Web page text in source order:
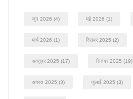
जून 2026 (4) मई 2026 (1)
मार्च 2026 (1) दिसंबर 2025 (2)
अक्तूबर 2025 (17) सितंबर 2025 (19)
अगस्त 2025 (3) जुलाई 2025 (3)